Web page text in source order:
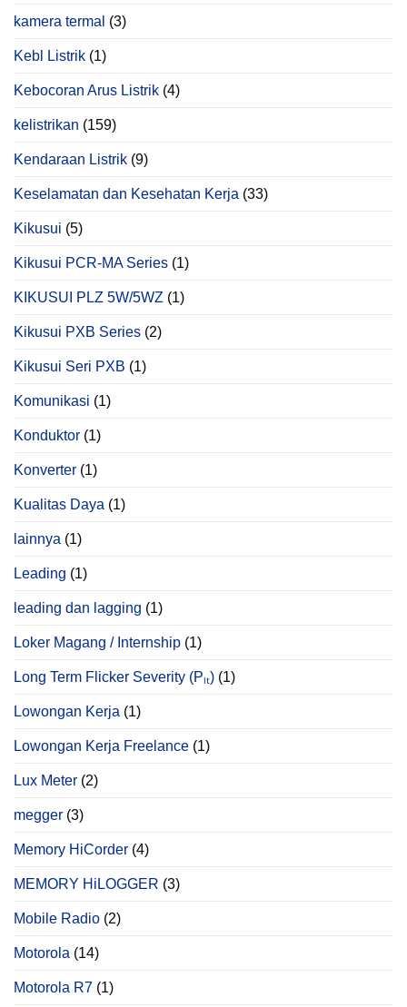
kamera termal (3)
Kebl Listrik (1)
Kebocoran Arus Listrik (4)
kelistrikan (159)
Kendaraan Listrik (9)
Keselamatan dan Kesehatan Kerja (33)
Kikusui (5)
Kikusui PCR‑MA Series (1)
KIKUSUI PLZ 5W/5WZ (1)
Kikusui PXB Series (2)
Kikusui Seri PXB (1)
Komunikasi (1)
Konduktor (1)
Konverter (1)
Kualitas Daya (1)
lainnya (1)
Leading (1)
leading dan lagging (1)
Loker Magang / Internship (1)
Long Term Flicker Severity (Pₗₜ) (1)
Lowongan Kerja (1)
Lowongan Kerja Freelance (1)
Lux Meter (2)
megger (3)
Memory HiCorder (4)
MEMORY HiLOGGER (3)
Mobile Radio (2)
Motorola (14)
Motorola R7 (1)